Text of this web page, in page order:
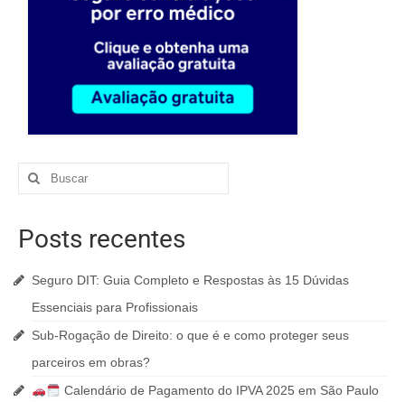
Posts recentes
Seguro DIT: Guia Completo e Respostas às 15 Dúvidas
Essenciais para Profissionais
Sub-Rogação de Direito: o que é e como proteger seus
parceiros em obras?
Calendário de Pagamento do IPVA 2025 em São Paulo